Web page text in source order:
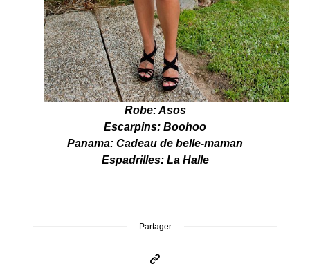
Robe: Asos
Escarpins: Boohoo
Panama: Cadeau de belle-maman
Espadrilles: La Halle
Partager